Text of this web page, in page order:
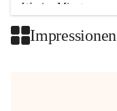
Wenige Minuten nur,
Impressionen